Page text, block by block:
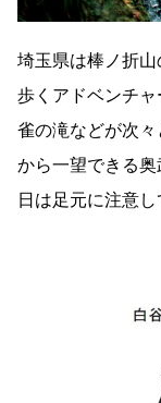
埼玉県は棒ノ折
歩くアドベンチ
雀の滝などが次
から一望できる
日は足元に注意し